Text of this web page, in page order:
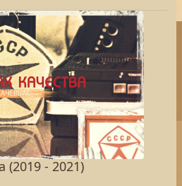
(2019 - 2021)